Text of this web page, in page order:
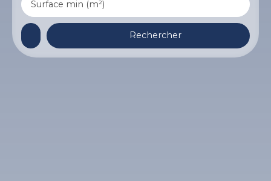
Surface min (m²)
Rechercher